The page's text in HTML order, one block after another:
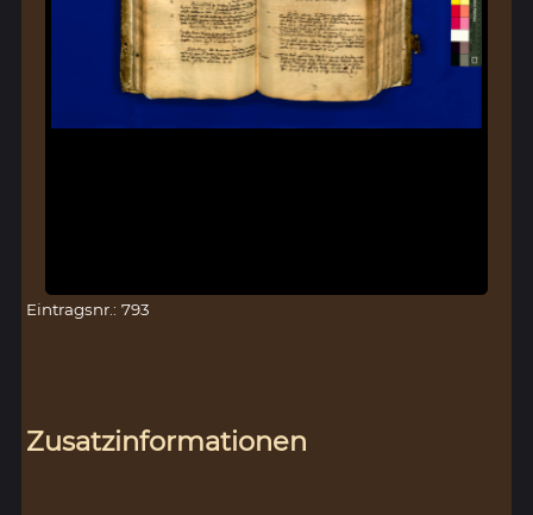
Eintragsnr.: 793
Zusatzinformationen